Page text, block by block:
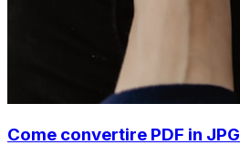
Come convertire PDF in JPG